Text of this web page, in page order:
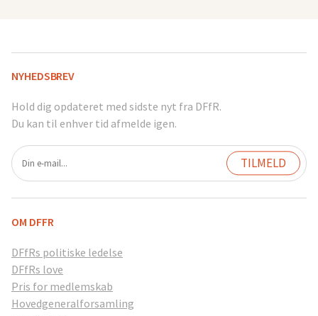
NYHEDSBREV
Hold dig opdateret med sidste nyt fra DFfR.
Du kan til enhver tid afmelde igen.
OM DFFR
DFfRs politiske ledelse
DFfRs love
Pris for medlemskab
Hovedgeneralforsamling